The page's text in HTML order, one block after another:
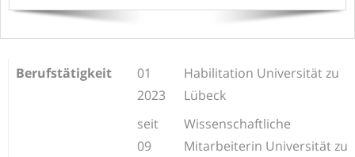
Lehre und Forschung
Seminare
Berufstätigkeit
01
2023
Habilitation Universität zu
Lübeck
seit
09
Wissenschaftliche
Mitarbeiterin Universität zu